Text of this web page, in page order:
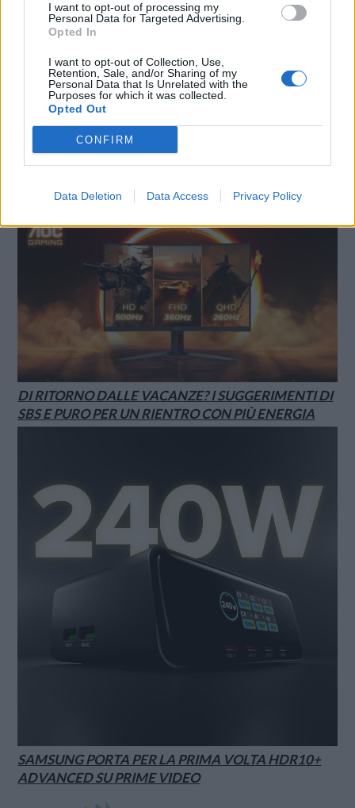
I want to opt-out of processing my
Personal Data for Targeted Advertising.
Opted In
I want to opt-out of Collection, Use,
Retention, Sale, and/or Sharing of my
Personal Data that Is Unrelated with the
Purposes for which it was collected.
Opted Out
CONFIRM
Data Deletion Data Access Privacy Policy
AGON BY AOC PRESENTA IL NUOVO MONITOR
CQ32G4ZA
DI RITORNO DALLE VACANZE? I SUGGERIMENTI DI
SBS E PURO PER UN RIENTRO CON PIÙ ENERGIA
SAMSUNG PORTA PER LA PRIMA VOLTA HDR10+
ADVANCED SU PRIME VIDEO